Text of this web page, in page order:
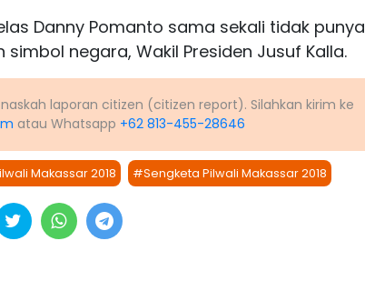
Danny Pomanto sama sekali tidak punya
negara, Wakil Presiden Jusuf Kalla.
laporan citizen (citizen report). Silahkan kirim ke
atau Whatsapp +62 813-455-28646
Makassar 2018 #Sengketa Pilwali Makassar 2018